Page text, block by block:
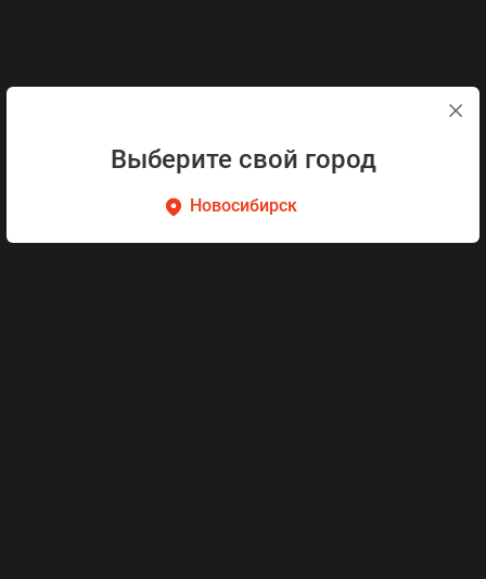
Выберите свой город
Новосибирск